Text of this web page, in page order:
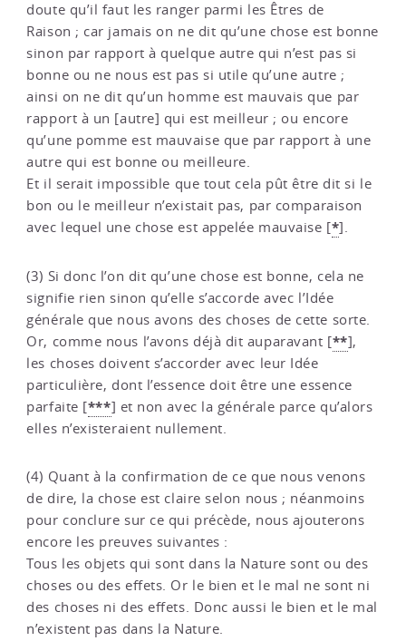
doute qu’il faut les ranger parmi les Êtres de
Raison ; car jamais on ne dit qu’une chose est bonne
sinon par rapport à quelque autre qui n’est pas si
bonne ou ne nous est pas si utile qu’une autre ;
ainsi on ne dit qu’un homme est mauvais que par
rapport à un [autre] qui est meilleur ; ou encore
qu’une pomme est mauvaise que par rapport à une
autre qui est bonne ou meilleure.
Et il serait impossible que tout cela pût être dit si le
bon ou le meilleur n’existait pas, par comparaison
avec lequel une chose est appelée mauvaise [*].
(3) Si donc l’on dit qu’une chose est bonne, cela ne
signifie rien sinon qu’elle s’accorde avec l’Idée
générale que nous avons des choses de cette sorte.
Or, comme nous l’avons déjà dit auparavant [**],
les choses doivent s’accorder avec leur Idée
particulière, dont l’essence doit être une essence
parfaite [***] et non avec la générale parce qu’alors
elles n’existeraient nullement.
(4) Quant à la confirmation de ce que nous venons
de dire, la chose est claire selon nous ; néanmoins
pour conclure sur ce qui précède, nous ajouterons
encore les preuves suivantes :
Tous les objets qui sont dans la Nature sont ou des
choses ou des effets. Or le bien et le mal ne sont ni
des choses ni des effets. Donc aussi le bien et le mal
n’existent pas dans la Nature.